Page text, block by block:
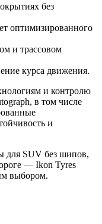
без
оптимизированного
и трассовом
курса движения.
и контролю
в том числе
и
для SUV без шипов,
— Ikon Tyres
выбором.